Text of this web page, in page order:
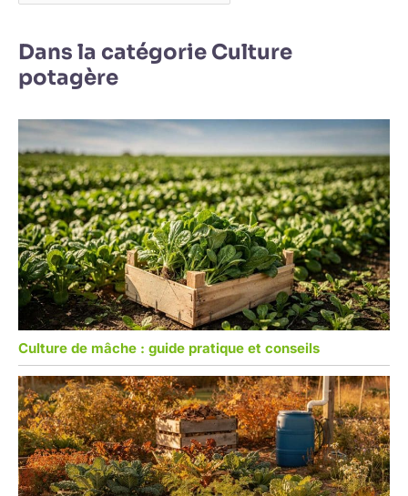
Dans la catégorie Culture
potagère
Culture de mâche : guide pratique et conseils